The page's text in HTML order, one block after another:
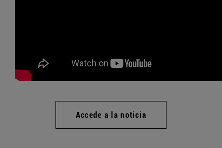
Accede a la noticia